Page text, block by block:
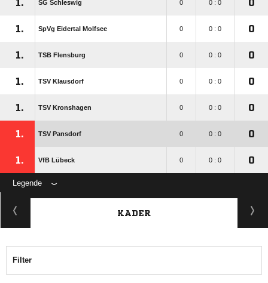
1. SG Schleswig 0 0 : 0 0
1. SpVg Eidertal Molfsee 0 0 : 0 0
1. TSB Flensburg 0 0 : 0 0
1. TSV Klausdorf 0 0 : 0 0
1. TSV Kronshagen 0 0 : 0 0
1. TSV Pansdorf 0 0 : 0 0
1. VfB Lübeck 0 0 : 0 0
Legende
KADER
Filter